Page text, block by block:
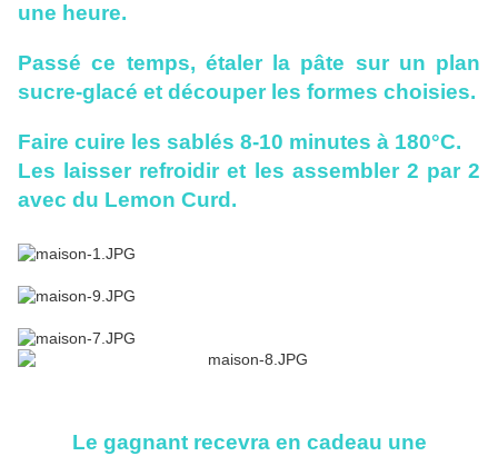
une heure.
Passé ce temps, étaler la pâte sur un plan
sucre-glacé et découper les formes choisies.
Faire cuire les sablés 8-10 minutes à 180°C.
Les laisser refroidir et les assembler 2 par 2
avec du Lemon Curd.
Le gagnant recevra en cadeau une